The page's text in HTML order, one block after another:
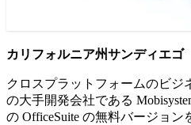
カリフォルニア州サンディエゴ
クロスプラットフォームのビジ
の大手開発会社である
の OfficeSuite の無料バージョン